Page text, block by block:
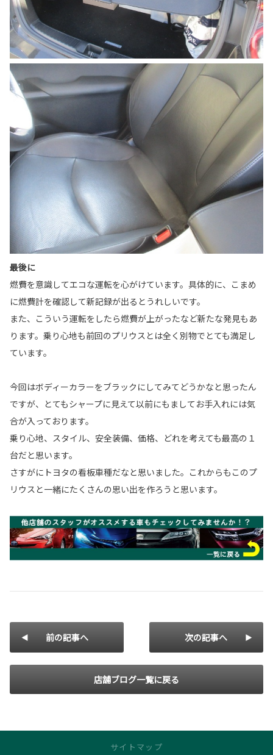
最後に
燃費を意識してエコな運転を心がけています。具体的に、こまめ
に燃費計を確認して新記録が出るとうれしいです。
また、こういう運転をしたら燃費が上がったなど新たな発見もあ
ります。乗り心地も前回のプリウスとは全く別物でとても満足し
ています。
今回はボディーカラーをブラックにしてみてどうかなと思ったん
ですが、とてもシャープに見えて以前にもましてお手入れには気
合が入っております。
乗り心地、スタイル、安全装備、価格、どれを考えても最高の１
台だと思います。
さすがにトヨタの看板車種だなと思いました。これからもこのプ
リウスと一緒にたくさんの思い出を作ろうと思います。
前の記事へ
店舗ブログ一覧に戻る
次の記事へ
サイトマップ